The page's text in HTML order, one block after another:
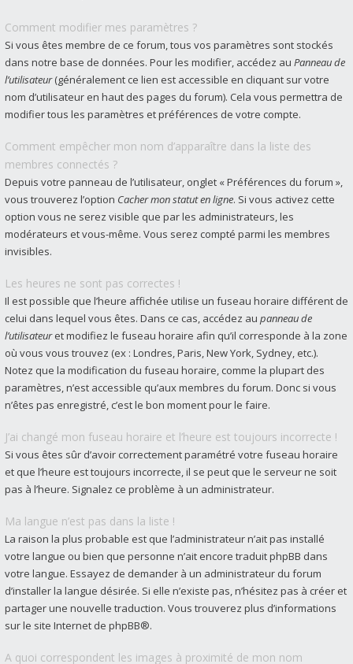
Comment modifier mes paramètres ?
Si vous êtes membre de ce forum, tous vos paramètres sont stockés
dans notre base de données. Pour les modifier, accédez au Panneau de
l’utilisateur(généralement ce lien est accessible en cliquant sur votre
nom d’utilisateur en haut des pages du forum). Cela vous permettra de
modifier tous les paramètres et préférences de votre compte.
Comment empêcher mon nom d’apparaître dans la liste des
membres connectés ?
Depuis votre panneau de l’utilisateur, onglet « Préférences du forum »,
vous trouverez l’option Cacher mon statut en ligne. Si vous activez cette
option vous ne serez visible que par les administrateurs, les
modérateurs et vous-même. Vous serez compté parmi les membres
invisibles.
Les heures ne sont pas correctes !
Il est possible que l’heure affichée utilise un fuseau horaire différent de
celui dans lequel vous êtes. Dans ce cas, accédez au panneau de
l’utilisateuret modifiez le fuseau horaire afin qu’il corresponde à la zone
où vous vous trouvez (ex : Londres, Paris, New York, Sydney, etc.).
Notez que la modification du fuseau horaire, comme la plupart des
paramètres, n’est accessible qu’aux membres du forum. Donc si vous
n’êtes pas enregistré, c’est le bon moment pour le faire.
J’ai changé mon fuseau horaire et l’heure est toujours incorrecte !
Si vous êtes sûr d’avoir correctement paramétré votre fuseau horaire
et que l’heure est toujours incorrecte, il se peut que le serveur ne soit
pas à l’heure. Signalez ce problème à un administrateur.
Ma langue n’est pas dans la liste !
La raison la plus probable est que l’administrateur n’ait pas installé
votre langue ou bien que personne n’ait encore traduit phpBB dans
votre langue. Essayez de demander à un administrateur du forum
d’installer la langue désirée. Si elle n’existe pas, n’hésitez pas à créer et
partager une nouvelle traduction. Vous trouverez plus d’informations
sur le site Internet de phpBB®.
A quoi correspondent les images à proximité de mon nom